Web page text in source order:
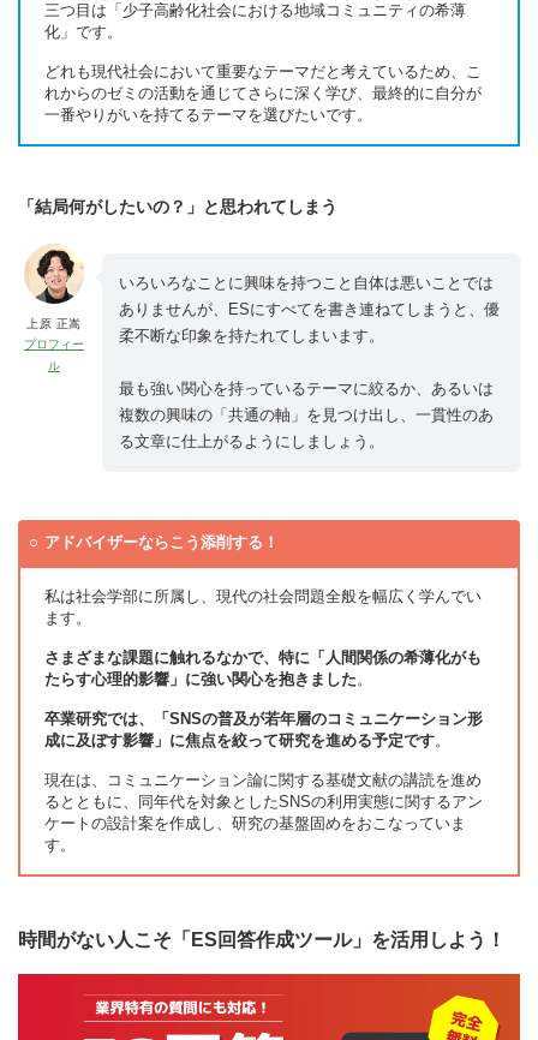
三つ目は「少子高齢化社会における地域コミュニティの希薄
化」です。
どれも現代社会において重要なテーマだと考えているため、こ
れからのゼミの活動を通じてさらに深く学び、最終的に自分が
一番やりがいを持てるテーマを選びたいです。
「結局何がしたいの？」と思われてしまう
上原 正嵩
プロフィー
ル
いろいろなことに興味を持つこと自体は悪いことでは
ありませんが、ESにすべてを書き連ねてしまうと、優
柔不断な印象を持たれてしまいます。
最も強い関心を持っているテーマに絞るか、あるいは
複数の興味の「共通の軸」を見つけ出し、一貫性のあ
る文章に仕上がるようにしましょう。
アドバイザーならこう添削する！
私は社会学部に所属し、現代の社会問題全般を幅広く学んでい
ます。
さまざまな課題に触れるなかで、特に「人間関係の希薄化がも
たらす心理的影響」に強い関心を抱きました。
卒業研究では、「SNSの普及が若年層のコミュニケーション形
成に及ぼす影響」に焦点を絞って研究を進める予定です。
現在は、コミュニケーション論に関する基礎文献の講読を進め
るとともに、同年代を対象としたSNSの利用実態に関するアン
ケートの設計案を作成し、研究の基盤固めをおこなっていま
す。
時間がない人こそ「ES回答作成ツール」を活用しよう！